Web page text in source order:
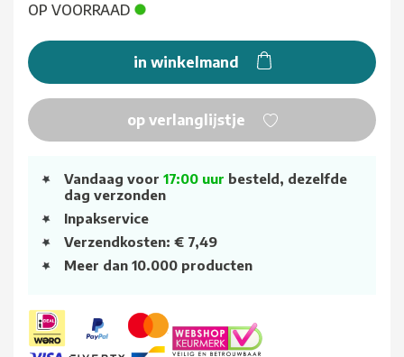
OP VOORRAAD
in winkelmand
op verlanglijstje
Vandaag voor 17:00 uur besteld, dezelfde
dag verzonden
Inpakservice
Verzendkosten: € 7,49
Meer dan 10.000 producten